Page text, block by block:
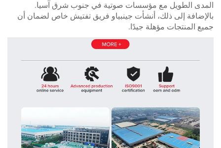
الطويل مع مؤسسات صوتية في جنوب شرق آسيا.
إلى ذلك، أنشأت جينبياو فريق تفتيش خاص لضمان أن
المنتجات مؤهلة جيدًا.